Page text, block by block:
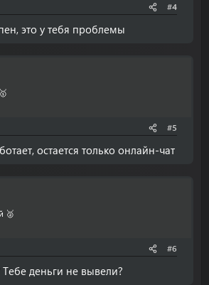
#4
это у тебя проблемы
#5
остается только онлайн-чат
🥈
#6
Тебе деньги не вывели?